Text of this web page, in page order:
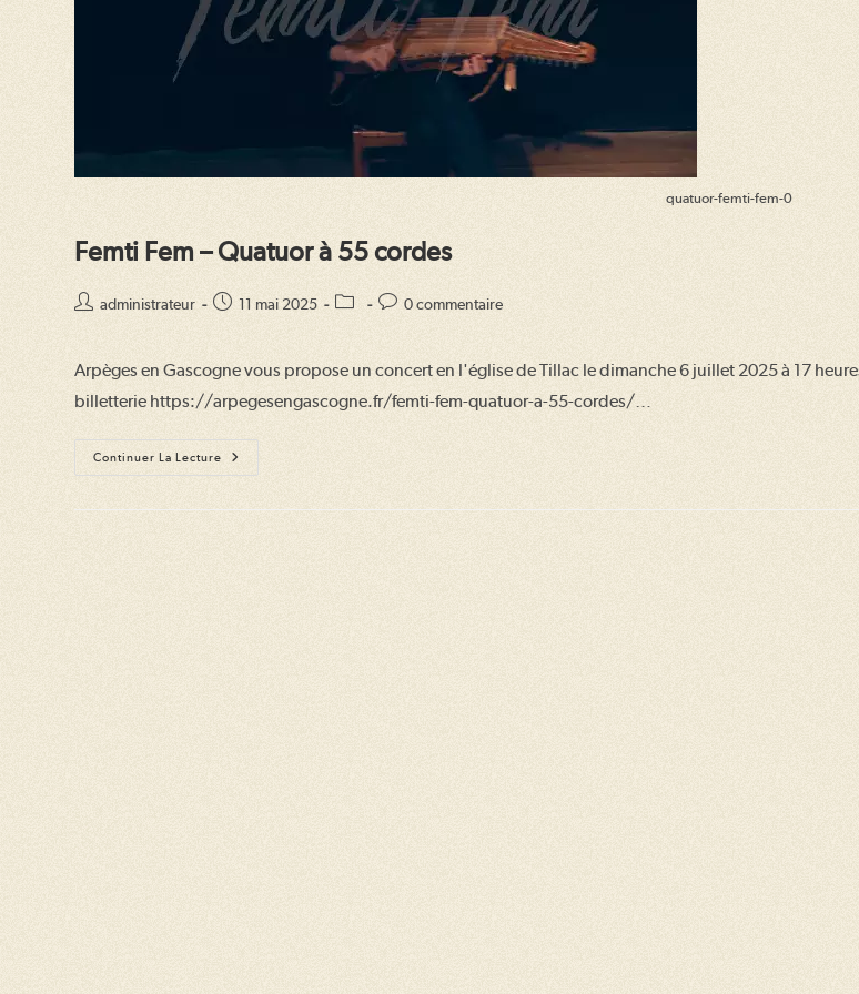
quatuor-femti-fem-0
Femti Fem – Quatuor à 55 cordes
Auteur/autrice
publication :
administrateur
Publication
11 mai 2025
Post
Commentaires
publication :
0 commentaire
Arpèges en Gascogne vous propose un concert en l'église de Tillac le dimanche 6 juillet 2025 à 17
billetterie https://arpegesengascogne.fr/femti-fem-quatuor-a-55-cordes/…
Continuer La Lecture
Femti
Fem